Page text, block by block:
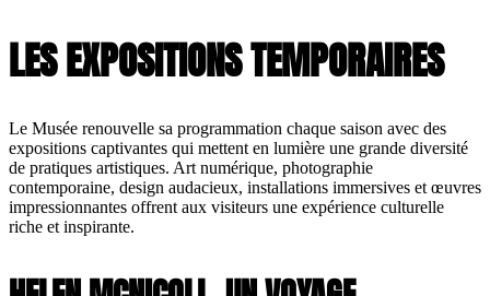
LES EXPOSITIONS TEMPORAIRES
Le Musée renouvelle sa programmation chaque saison avec des
expositions captivantes qui mettent en lumière une grande diversité
de pratiques artistiques. Art numérique, photographie
contemporaine, design audacieux, installations immersives et œuvres
impressionnantes offrent aux visiteurs une expérience culturelle
riche et inspirante.